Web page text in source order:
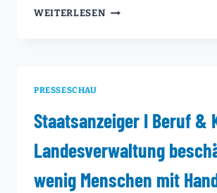
WEITERLESEN UNTERWEGS
PRESSESCHAU
Staatsanzeiger I Beruf &
Landesverwaltung
wenig Menschen mit